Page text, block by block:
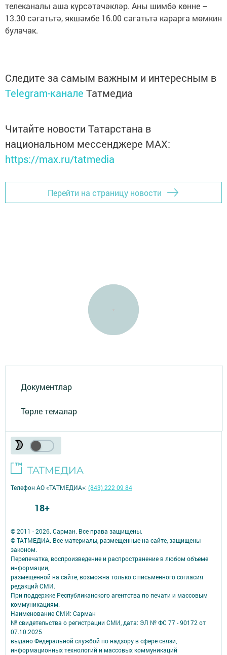
телеканалы аша күрсәтәчәкләр. Аны шимбә көнне –
13.30 сәгатьтә, якшәмбе 16.00 сәгатьтә карарга мөмкин
булачак.
Следите за самым важным и интересным в
Telegram-канале Татмедиа
Читайте новости Татарстана в
национальном мессенджере MАХ:
https://max.ru/tatmedia
Перейти на страницу новости
Документлар
Төрле темалар
© 2011 - 2026. Сарман. Все права защищены.
© ТАТМЕДИА. Все материалы, размещенные на сайте, защищены
законом.
Перепечатка, воспроизведение и распространение в любом объеме
информации,
размещенной на сайте, возможна только с письменного согласия
редакций СМИ.
При поддержке Республиканского агентства по печати и массовым
коммуникациям.
Наименование СМИ: Сарман
№ свидетельства о регистрации СМИ, дата: ЭЛ № ФС 77 - 90172 от
07.10.2025
выдано Федеральной службой по надзору в сфере связи,
информационных технологий и массовых коммуникаций
Телефон АО «ТАТМЕДИА»:(843) 222 09 84
18+